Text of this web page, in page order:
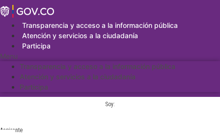
Saltar
al
contenidoTransparencia y acceso a la información pública
Atención y servicios a la ciudadanía
Participa
Menu
Transparencia y acceso a la información pública
Atención y servicios a la ciudadanía
Participa
Soy:
Aspirante